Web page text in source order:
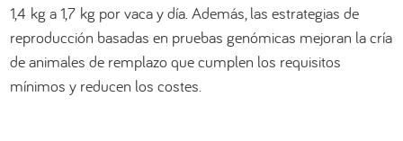
1,4 kg a 1,7 kg por vaca y día. Además, las estrategias de
reproducción basadas en pruebas genómicas mejoran la cría
de animales de remplazo que cumplen los requisitos
mínimos y reducen los costes.